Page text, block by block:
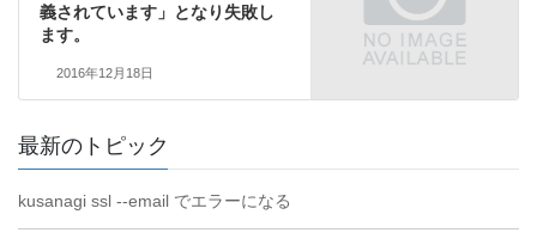
義されています」となり失敗し
ます。
2016年12月18日
最新のトピック
kusanagi ssl --email でエラーになる